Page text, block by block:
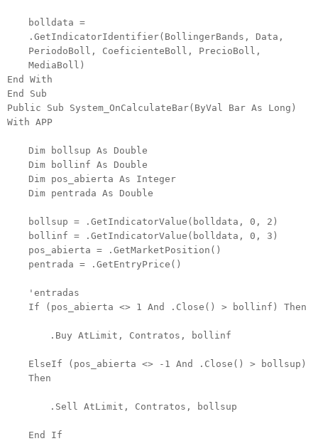
bolldata =
.GetIndicatorIdentifier(BollingerBands, Data,
PeriodoBoll, CoeficienteBoll, PrecioBoll,
MediaBoll)
End With
End Sub
Public Sub System_OnCalculateBar(ByVal Bar As Long)
With APP
Dim bollsup As Double
Dim bollinf As Double
Dim pos_abierta As Integer
Dim pentrada As Double
bollsup = .GetIndicatorValue(bolldata, 0, 2)
bollinf = .GetIndicatorValue(bolldata, 0, 3)
pos_abierta = .GetMarketPosition()
pentrada = .GetEntryPrice()
'entradas
If (pos_abierta <> 1 And .Close() > bollinf) Then
.Buy AtLimit, Contratos, bollinf
ElseIf (pos_abierta <> -1 And .Close() > bollsup)
Then
.Sell AtLimit, Contratos, bollsup
End If